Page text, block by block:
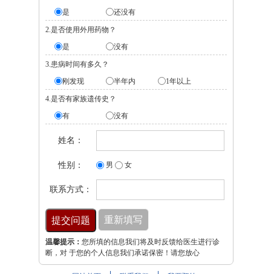
是
还没有
2.是否使用外用药物？
是
没有
3.患病时间有多久？
刚发现
半年内 1年以上
4.是否有家族遗传史？
有
没有
姓名：
性别： 男 女
联系方式：
温馨提示： 您所填的信息我们将及时反馈给医生进行诊
断，对 于您的个人信息我们承诺保密！请您放心